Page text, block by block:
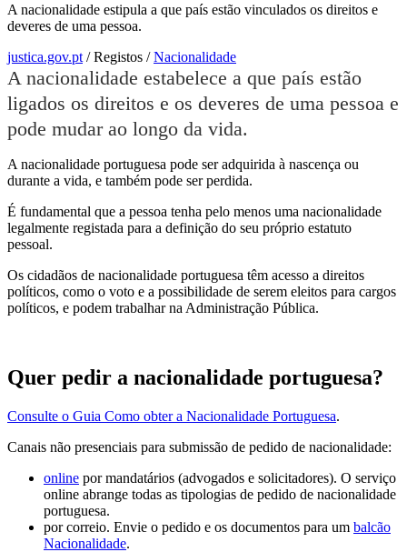
A nacionalidade estipula a que país estão vinculados os direitos e
deveres de uma pessoa.
justica.gov.pt /Registos /Nacionalidade
A nacionalidade estabelece a que país estão
ligados os direitos e os deveres de uma pessoa e
pode mudar ao longo da vida.
A nacionalidade portuguesa pode ser adquirida à nascença ou
durante a vida, e também pode ser perdida.
É fundamental que a pessoa tenha pelo menos uma nacionalidade
legalmente registada para a definição do seu próprio estatuto
pessoal.
Os cidadãos de nacionalidade portuguesa têm acesso a direitos
políticos, como o voto e a possibilidade de serem eleitos para cargos
políticos, e podem trabalhar na Administração Pública.
Quer pedir a nacionalidade portuguesa?
Consulte o Guia Como obter a Nacionalidade Portuguesa.
Canais não presenciais para submissão de pedido de nacionalidade:
online por mandatários (advogados e solicitadores). O serviço
online abrange todas as tipologias de pedido de nacionalidade
portuguesa.
por correio. Envie o pedido e os documentos para um balcão
Nacionalidade.